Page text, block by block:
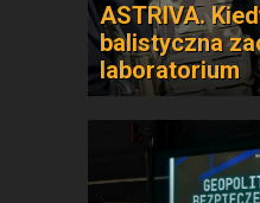
ASTRIVA.
balistyczna
laboratorium